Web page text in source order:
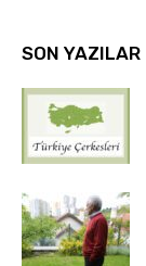
SON YAZILAR